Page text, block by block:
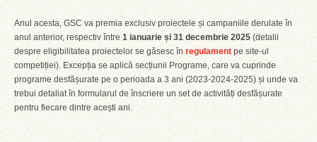
Anul acesta, GSC va premia exclusiv proiectele și campaniile derulate în
anul anterior, respectiv între 1 ianuarie și 31 decembrie 2025 (detalii
despre eligibilitatea proiectelor se găsesc în regulament pe site-ul
competiției). Excepția se aplică secțiunii Programe, care va cuprinde
programe desfășurate pe o perioada a 3 ani (2023-2024-2025) și unde va
trebui detaliat în formularul de înscriere un set de activități desfășurate
pentru fiecare dintre acești ani.